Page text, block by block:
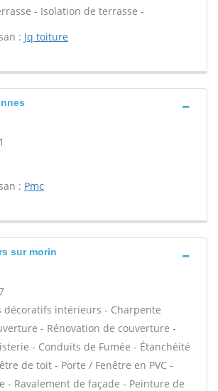
- Isolation de terrasse -
: Jq toiture
: Pmc
sur morin
décoratifs intérieurs - Charpente
- Rénovation de couverture -
- Conduits de Fumée - Étanchéité
de toit - Porte / Fenêtre en PVC -
- Ravalement de façade - Peinture de